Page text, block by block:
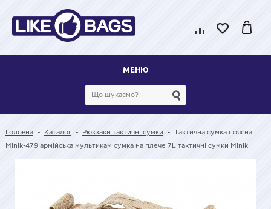
МЕНЮ
Головна - Каталог - Рюкзаки тактичні сумки - Тактична сумка поясна
Minik-479 армійська мультикам сумка на плече 7L тактичні сумки Minik